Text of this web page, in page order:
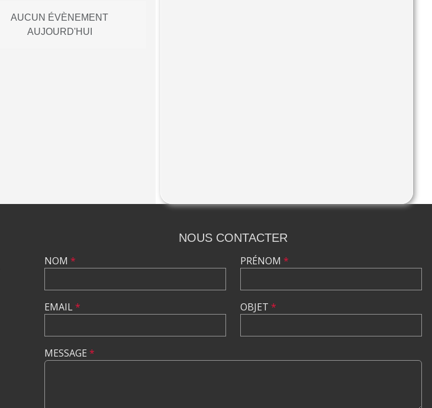
AUCUN ÉVÈNEMENT
AUJOURD'HUI
NOUS CONTACTER
NOM *
EMAIL*
PRÉNOM *
OBJET *
MESSAGE *